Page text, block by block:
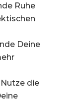
Ruhe
Deine
die